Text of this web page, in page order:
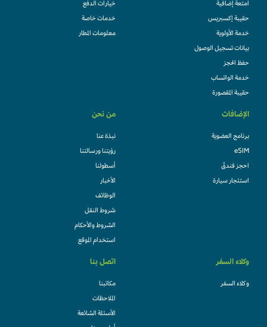
امتعة إضافية
حقيبة إكسبريس
خدمة الأولوية
بيانات تسجيل الوصول
حفظ الحجز
خدمة الواتساب
حقيبة المقصورة
خيارات الدفع
خدمات خاصة
معلومات المطار
الإضافات
برنامج العضوية
eSIM
احجز فندقً
استئجار سيارة
من نحن
نبذة عنا
رؤيتنا ورسالتنا
أسطولنا
الأخبار
الوظائف
شروط النقل
الشروط والأحكام
استخدام الموقع
وكلاء السفر
وكلاء السفر
اتصل بنا
مكاتبنا
الملاحظات
الأسئلة الشائعة